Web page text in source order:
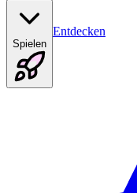
Spielen
Entdecken